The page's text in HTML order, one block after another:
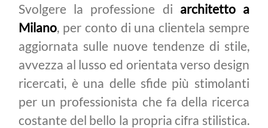
Svolgere la professione di architetto a
Milano, per conto di una clientela sempre
aggiornata sulle nuove tendenze di stile,
avvezza al lusso ed orientata verso design
ricercati, è una delle sfide più stimolanti
per un professionista che fa della ricerca
costante del bello la propria cifra stilistica.